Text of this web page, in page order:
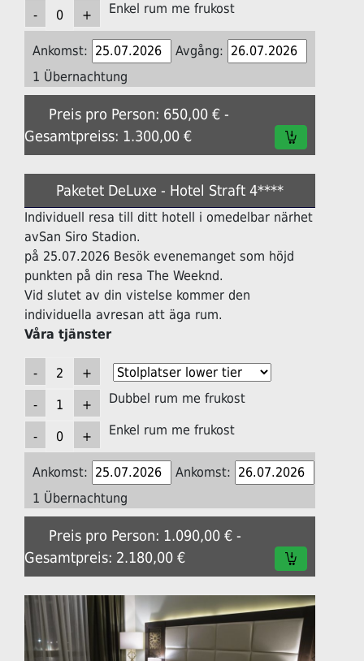
Enkel rum me frukost
Ankomst:
Avgång:
1 Übernachtung
Preis pro Person: 650,00 € -
Gesamtpreiss: 1.300,00 €
Paketet DeLuxe - Hotel Straft 4****
Individuell resa till ditt hotell i omedelbar närhet
avSan Siro Stadion.
på 25.07.2026 Besök evenemanget som höjd
punkten på din resa The Weeknd.
Vid slutet av din vistelse kommer den
individuella avresan att äga rum.
Våra tjänster
Dubbel rum me frukost
Enkel rum me frukost
Ankomst:
Ankomst:
1 Übernachtung
Preis pro Person: 1.090,00 € -
Gesamtpreis: 2.180,00 €